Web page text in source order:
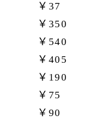
￥37
￥350
￥540
￥405
￥190
￥75
￥90